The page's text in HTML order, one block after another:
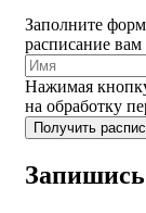
Заполните
расписание вам
Нажимая
на обработку